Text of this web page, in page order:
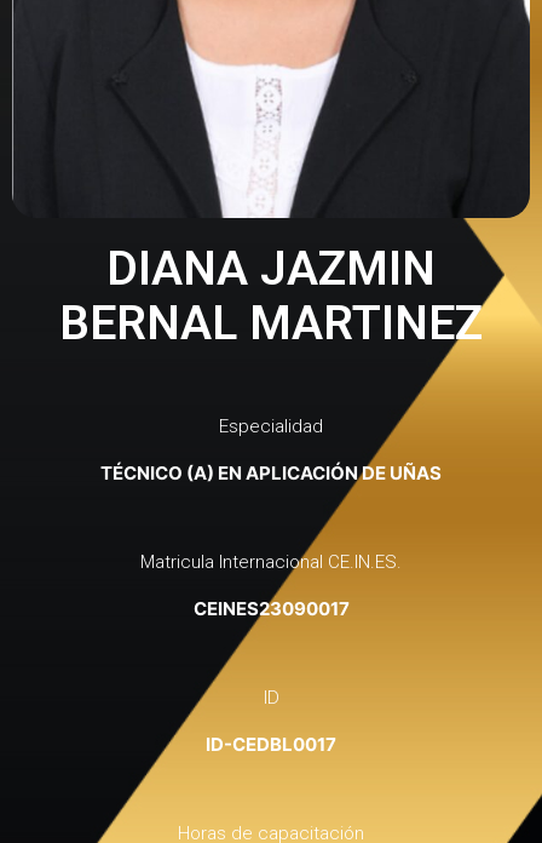
DIANA JAZMIN
BERNAL MARTINEZ
Especialidad
TÉCNICO (A) EN APLICACIÓN DE UÑAS
Matricula Internacional CE.IN.ES.
CEINES23090017
ID
ID-CEDBL0017
Horas de capacitación